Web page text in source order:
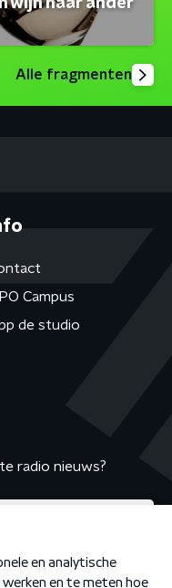
wijn naar ander
Alle fragmenten
Campus
de studio
radio nieuws?